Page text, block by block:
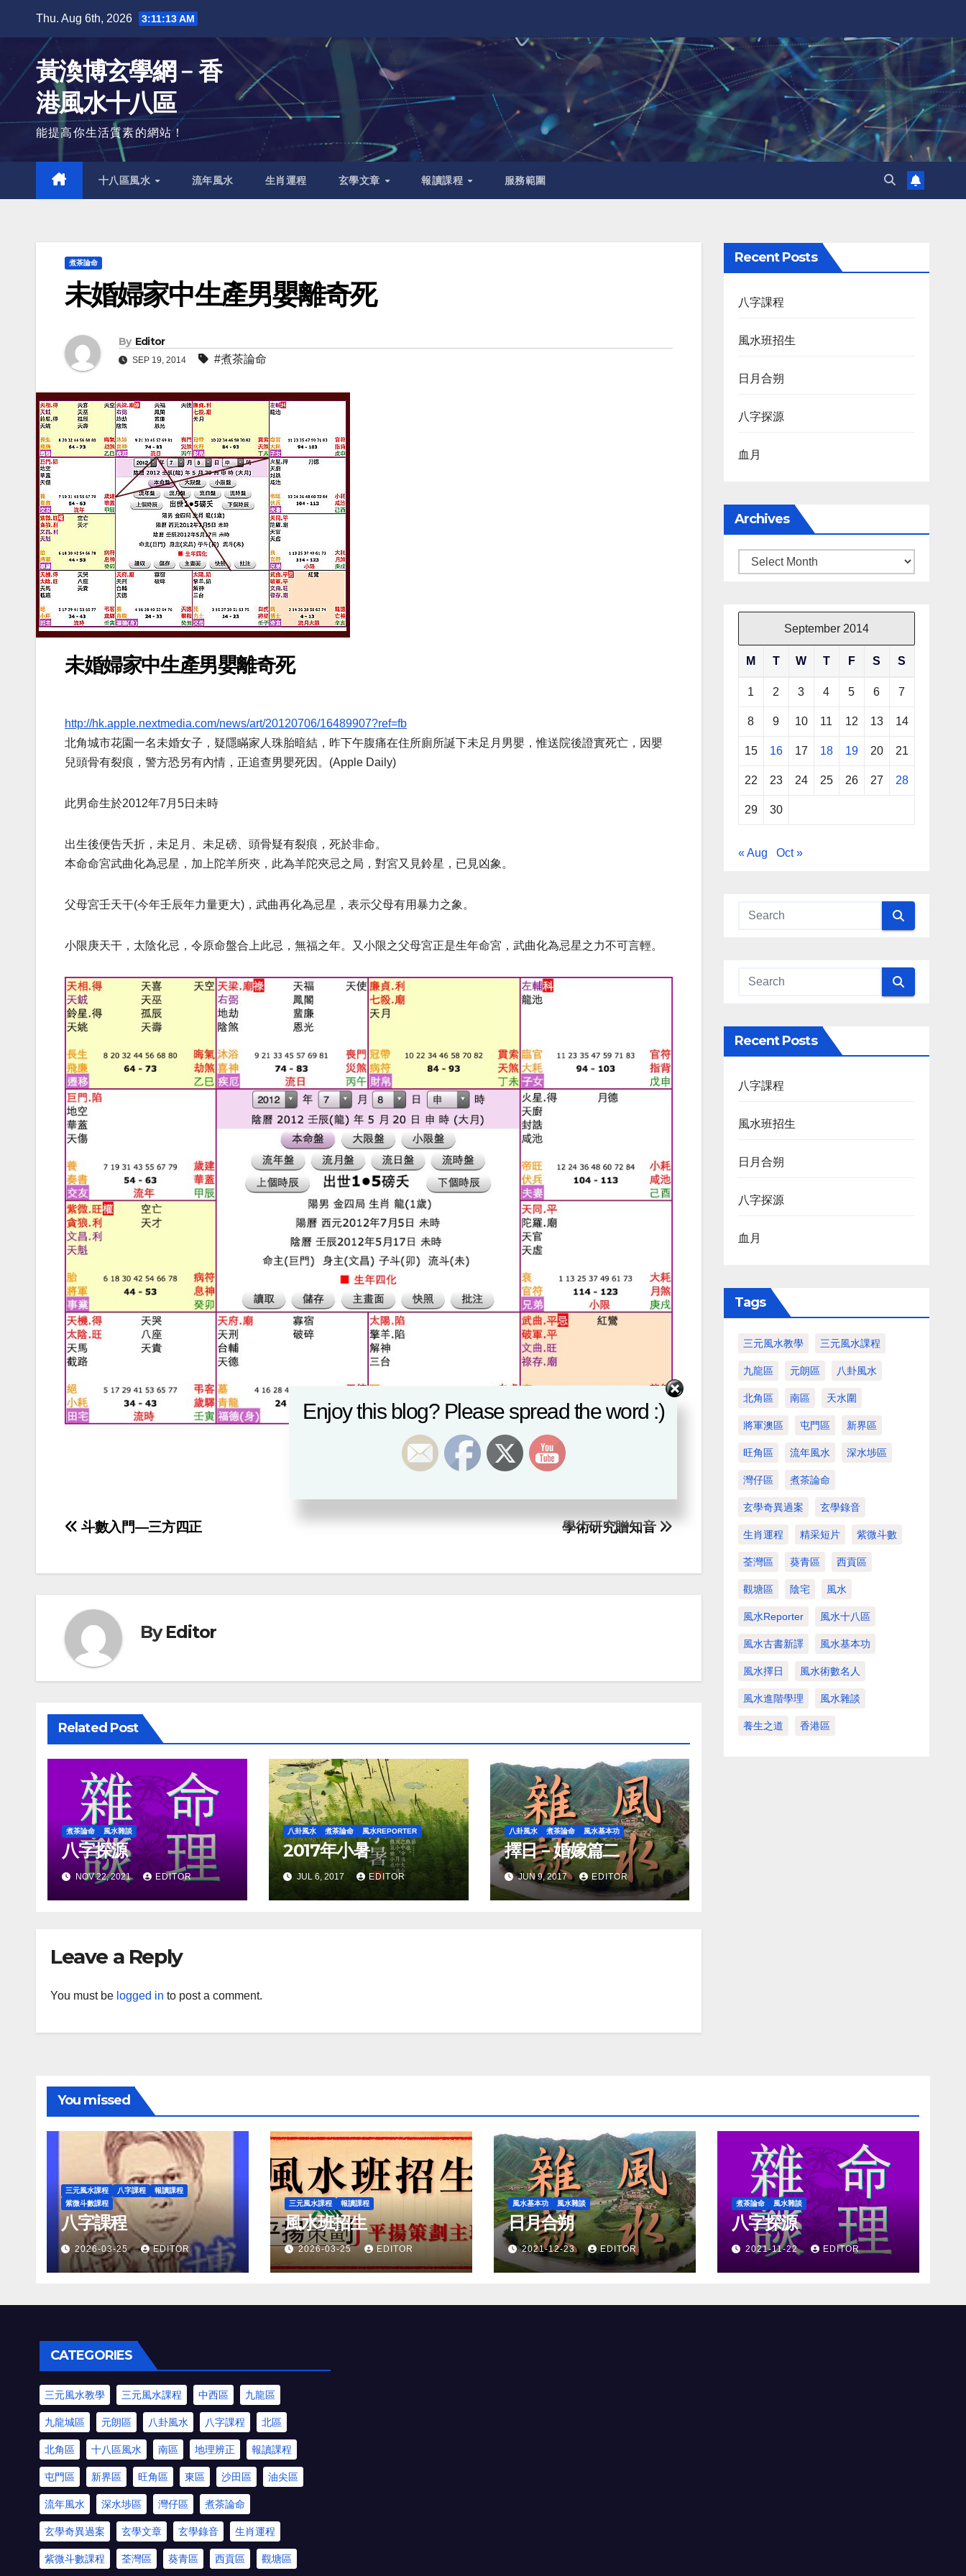
content
Thu. Aug 6th, 2026 3:11:14 AM
黃渙博玄學網﹣香
港風水十八區
能提高你生活質素的網站！
十八區風水 流年風水 生肖運程 玄學文章 報讀課程 服務範圍
煮茶論命
未婚婦家中生產男嬰離奇死
By Editor
SEP 19, 2014 #煮茶論命
未婚婦家中生產男嬰離奇死
http://hk.apple.nextmedia.com/news/art/20120706/16489907?ref=fb
北角城市花園一名未婚女子，疑隱瞞家人珠胎暗結，昨下午腹痛在住所廁所誕下未足月男嬰，惟送院後證實死亡，因嬰
兒頭骨有裂痕，警方恐另有內情，正追查男嬰死因。(Apple Daily)
此男命生於2012年7月5日未時
出生後便告夭折，未足月、未足磅、頭骨疑有裂痕，死於非命。
本命命宮武曲化為忌星，加上陀羊所夾，此為羊陀夾忌之局 ，對宮又見鈴星，已見凶象。
父母宮壬天干(今年壬辰年力量更大)，武曲再化為忌星，表示父母有用暴力之象。
小限庚天干，太陰化忌，令原命盤合上此忌，無福之年。又小限之父母宮正是生年命宮，武曲化為忌星之力不可言輕。
Post
學術研究贈知音
斗數入門—三方四正
ByEditor
Related Post
煮茶論命 風水雜談
八字探源
NOV 22, 2021 EDITOR
八卦風水 煮茶論命 風水REPORTER
2017年小暑
JUL 6, 2017 EDITOR
八卦風水 煮茶論命 風水基本功
擇日－婚嫁篇二
JUN 9, 2017 EDITOR
Leave a Reply
You must be logged in to post a comment.
Recent Posts
八字課程
風水班招生
日月合朔
八字探源
血月
Archives
Archives
September 2014
M T W T F S S
1 2 3 4 5 6 7
8 9 10 11 12 13 14
15 16 17 18 19 20 21
22 23 24 25 26 27 28
29 30
« Aug Oct »
Recent Posts
八字課程
風水班招生
日月合朔
八字探源
血月
Tags
三元風水教學 三元風水課程
九龍區 元朗區 八卦風水
北角區 南區 天水圍
將軍澳區 屯門區 新界區
旺角區 流年風水 深水埗區
灣仔區 煮茶論命
玄學奇異過案 玄學錄音
生肖運程 精采短片 紫微斗數
荃灣區 葵青區 西貢區
觀塘區 陰宅 風水
風水Reporter 風水十八區
風水古書新譯 風水基本功
風水擇日 風水術數名人
風水進階學理 風水雜談
養生之道 香港區
You missed
三元風水課程 八字課程
報讀課程
紫微斗數課程
八字課程
2026-03-25 EDITOR
三元風水課程 報讀課程
風水班招生
2026-03-25 EDITOR
風水基本功 風水雜談
日月合朔
2021-12-23 EDITOR
煮茶論命 風水雜談
八字探源
2021-11-22 EDITOR
CATEGORIES
三元風水教學 三元風水課程 中西區 九龍區
九龍城區 元朗區 八卦風水 八字課程 北區
北角區 十八區風水 南區 地理辨正 報讀課程
屯門區 新界區 旺角區 東區 沙田區 油尖區
流年風水 深水埗區 灣仔區 煮茶論命
玄學奇異過案 玄學文章 玄學錄音 生肖運程
紫微斗數課程 荃灣區 葵青區 西貢區 觀塘區
Enjoy this blog? Please spread the word :)